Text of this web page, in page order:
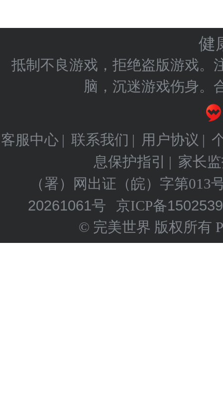
健
抵制不良游戏，拒绝盗版游戏。
脑，沉迷游戏伤身。
客服中心 | 联系我们 | 用户协议 |
息保护指引 | 家长
（署）网出证（皖）字第013
20261061号 京ICP备
© 完美世界 版权所有